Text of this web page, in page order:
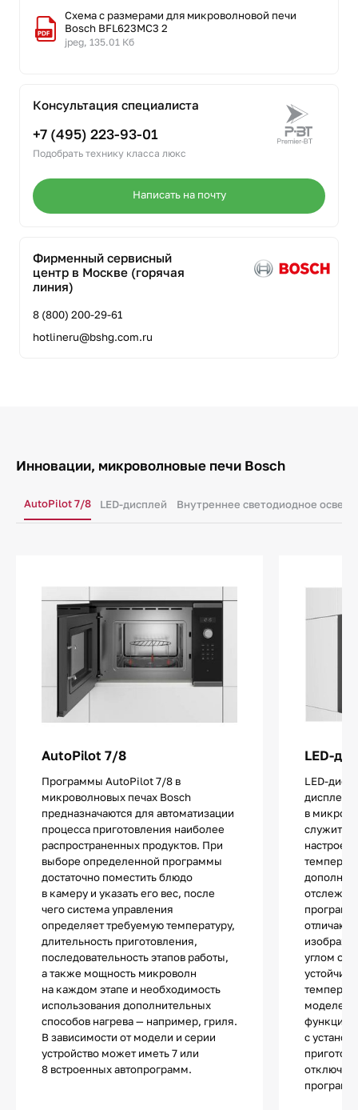
Схема с размерами для микроволновой печи
Bosch BFL623MC3 2
jpeg, 135.01 Кб
Консультация специалиста
+7 (495) 223-93-01
Подобрать технику класса люкс
Написать на почту
Фирменный сервисный
центр в Москве (горячая
линия)
8 (800) 200-29-61
hotlineru@bshg.com.ru
Инновации, микроволновые печи Bosch
AutoPilot 7/8 LED-дисплей Внутреннее светодиодное
AutoPilot 7/8
Программы AutoPilot 7/8 в
микроволновых печах Bosch
предназначаются для автоматизации
процесса приготовления наиболее
распространенных продуктов. При
выборе определенной программы
достаточно поместить блюдо
в камеру и указать его вес, после
чего система управления
определяет требуемую температуру,
длительность приготовления,
последовательность этапов работы,
а также мощность микроволн
на каждом этапе и необходимость
использования дополнительных
способов нагрева — например, гриля.
В зависимости от модели и серии
устройство может иметь 7 или
8 встроенных автопрограмм.
LED-
LED-
дисплей
в
служит
настроек
углом
моделей
функции
с